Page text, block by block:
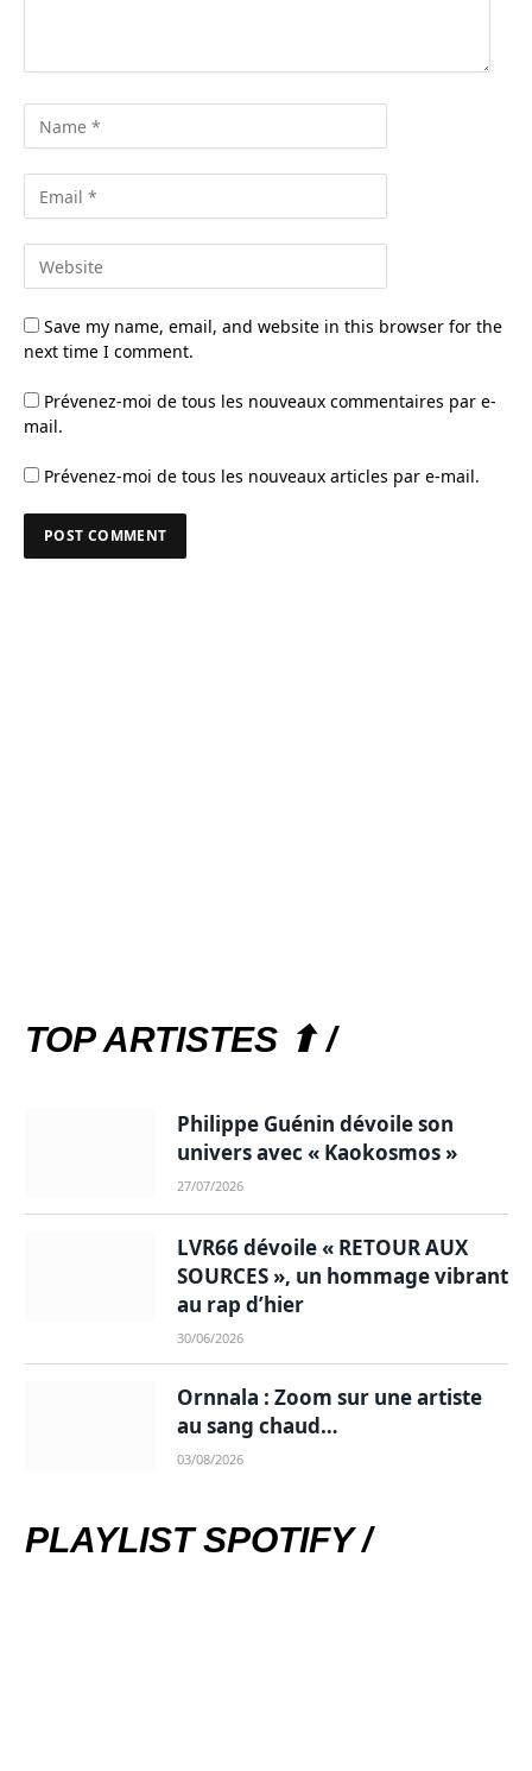
Save my name, email, and website in this browser for the
next time I comment.
Prévenez-moi de tous les nouveaux commentaires par e-
mail.
Prévenez-moi de tous les nouveaux articles par e-mail.
TOP ARTISTES ⬆ /
Philippe Guénin dévoile son
univers avec « Kaokosmos »
27/07/2026
LVR66 dévoile « RETOUR AUX
SOURCES », un hommage vibrant
au rap d’hier
30/06/2026
Ornnala : Zoom sur une artiste
au sang chaud…
03/08/2026
PLAYLIST SPOTIFY /